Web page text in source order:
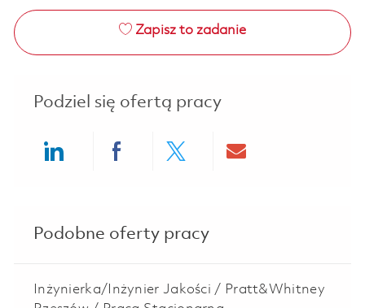
Zapisz to zadanie
Podziel się ofertą pracy
Podobne oferty pracy
Inżynierka/Inżynier Jakości / Pratt&Whitney